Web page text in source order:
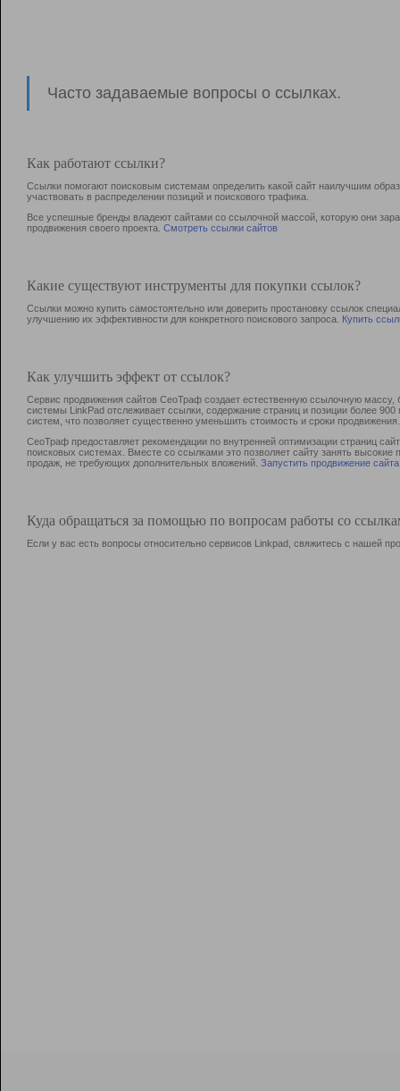
Часто задаваемые вопросы о ссылках.
Как работают ссылки?
Ссылки помогают поисковым системам определить какой сайт наилучшим
участвовать в раcпределении позиций и поискового трафика.
Все успешные бренды владеют сайтами со ссылочной массой, которую они
продвижения своего проекта. Смотреть ссылки сайтов
Какие существуют инструменты для покупки ссылок?
Ссылки можно купить самостоятельно или доверить простановку ссылок
улучшению их эффективности для конкретного поискового запроса. Купить
Как улучшить эффект от ссылок?
Сервис продвижения сайтов СеоТраф создает естественную ссылочную
системы LinkPad отслеживает ссылки, содержание страниц и позиции более
систем, что позволяет существенно уменьшить стоимость и сроки продвижения.
СеоТраф предоставляет рекомендации по внутренней оптимизации страниц
поисковых системах. Вместе со ссылками это позволяет сайту занять
продаж, не требующих дополнительных вложений. Запустить продвижение сайта
Куда обращаться за помощью по вопросам работы со
Если у вас есть вопросы относительно сервисов Linkpad, свяжитесь с нашей